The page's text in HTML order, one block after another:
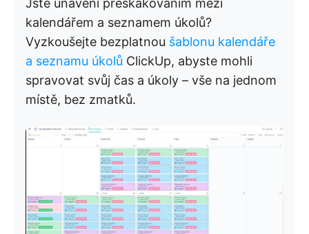
Jste unaveni přeskakováním mezi
kalendářem a seznamem úkolů?
Vyzkoušejte bezplatnou šablonu kalendáře
a seznamu úkolů ClickUp, abyste mohli
spravovat svůj čas a úkoly – vše na jednom
místě, bez zmatků.